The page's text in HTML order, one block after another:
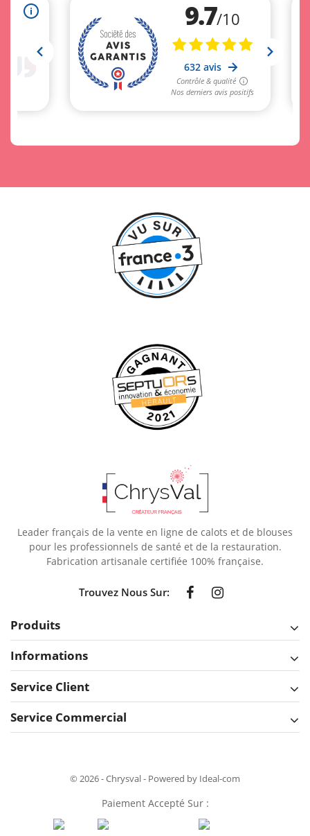
Leader français de la vente en ligne de calots et de blouses
pour les professionnels de santé et de la restauration.
Fabrication artisanale certifiée 100% française.
Trouvez Nous Sur:
Produits
Informations
Service Client
Service Commercial
© 2026 - Chrysval - Powered by Ideal-com
Paiement Accepté Sur :